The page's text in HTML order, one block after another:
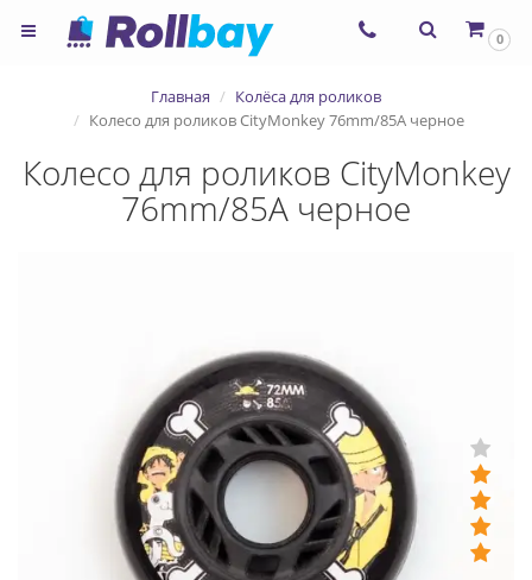
0
Главная
Колёса для роликов
Колесо для роликов CityMonkey 76mm/85A черное
Колесо для роликов CityMonkey
76mm/85A черное
×
Согласие на использование
сервиса ЯНДЕКС.МЕТРИКА и